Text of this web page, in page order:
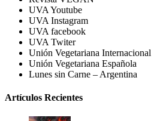
UVA Youtube
UVA Instagram
UVA facebook
UVA Twiter
Unión Vegetariana Internacional
Unión Vegetariana Española
Lunes sin Carne – Argentina
Artículos Recientes